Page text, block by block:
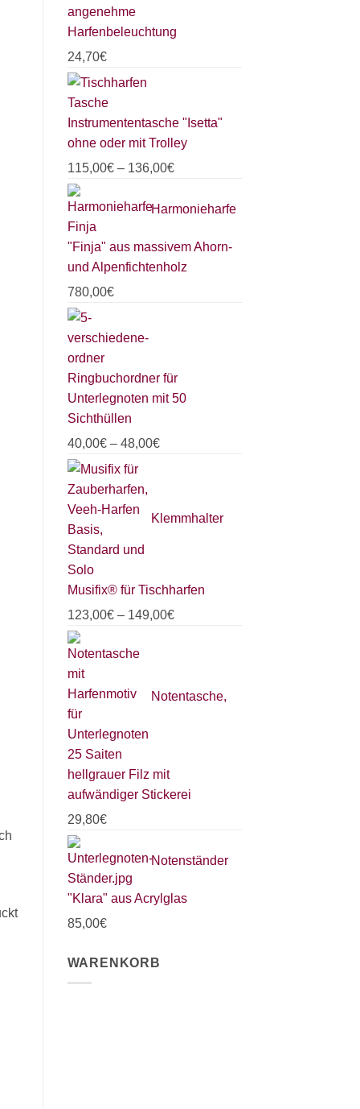
angenehme
Harfenbeleuchtung
24,70€
Instrumententasche "Isetta"
ohne oder mit Trolley
115,00€– 136,00€
Harmonieharfe
"Finja" aus massivem Ahorn-
und Alpenfichtenholz
780,00€
Ringbuchordner für
Unterlegnoten mit 50
Sichthüllen
40,00€– 48,00€
Klemmhalter
Musifix® für Tischharfen
123,00€– 149,00€
Notentasche,
hellgrauer Filz mit
aufwändiger Stickerei
29,80€
Notenständer
"Klara" aus Acrylglas
85,00€
WARENKORB